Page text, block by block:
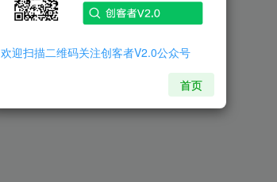
欢迎扫描二维码关注创客者V2.0公众号
首页